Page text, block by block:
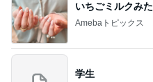
いちごミルクみ
Amebaトピックス
学生